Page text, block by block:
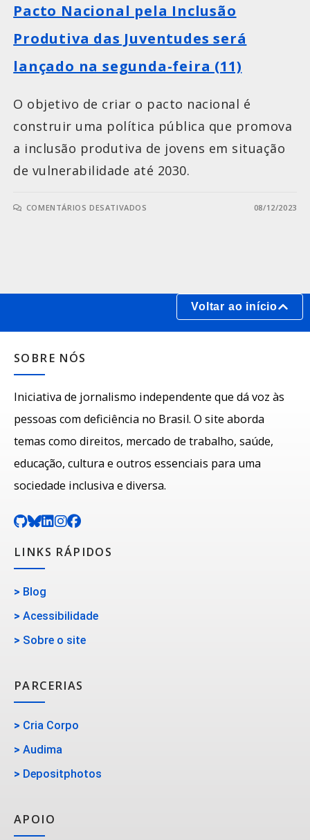
Pacto Nacional pela Inclusão
Produtiva das Juventudes será
lançado na segunda-feira (11)
O objetivo de criar o pacto nacional é
construir uma política pública que promova
a inclusão produtiva de jovens em situação
de vulnerabilidade até 2030.
COMENTÁRIOS DESATIVADOS 08/12/2023
Voltar ao início
SOBRE NÓS
Iniciativa de jornalismo independente que dá voz às
pessoas com deficiência no Brasil. O site aborda
temas como direitos, mercado de trabalho, saúde,
educação, cultura e outros essenciais para uma
sociedade inclusiva e diversa.
LINKS RÁPIDOS
> Blog
> Acessibilidade
> Sobre o site
PARCERIAS
> Cria Corpo
> Audima
> Depositphotos
APOIO